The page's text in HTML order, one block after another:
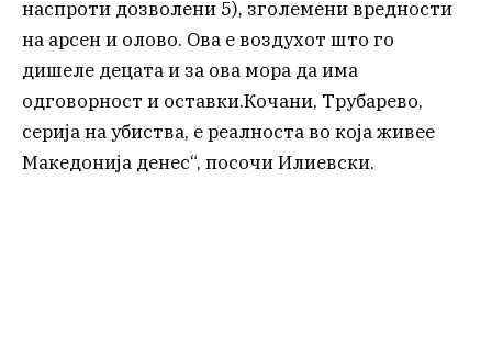
наспроти дозволени 5), зголемени вредности
на арсен и олово. Ова е воздухот што го
дишеле децата и за ова мора да има
одговорност и оставки.Кочани, Трубарево,
серија на убиства, е реалноста во која живее
Македонија денес“, посочи Илиевски.